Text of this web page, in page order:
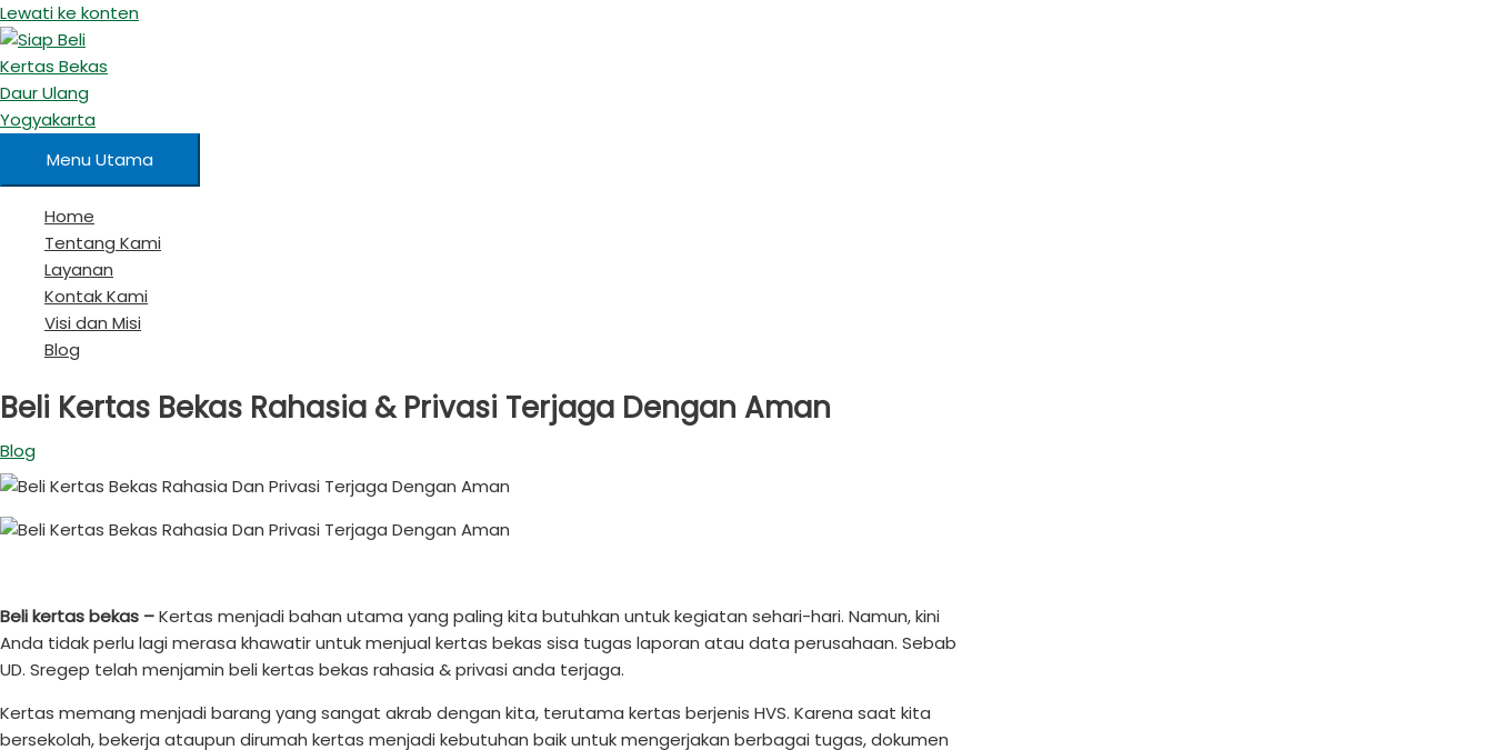
Lewati ke konten
Menu Utama
Home
Tentang Kami
Layanan
Kontak Kami
Visi dan Misi
Blog
Beli Kertas Bekas Rahasia & Privasi Terjaga Dengan Aman
Blog
Beli kertas bekas –Kertas menjadi bahan utama yang paling kita butuhkan untuk kegiatan sehari-hari. Namun, kini
Anda tidak perlu lagi merasa khawatir untuk menjual kertas bekas sisa tugas laporan atau data perusahaan. Sebab
UD. Sregep telah menjamin beli kertas bekas rahasia & privasi anda terjaga.
Kertas memang menjadi barang yang sangat akrab dengan kita, terutama kertas berjenis HVS. Karena saat kita
bersekolah, bekerja ataupun dirumah kertas menjadi kebutuhan baik untuk mengerjakan berbagai tugas, dokumen